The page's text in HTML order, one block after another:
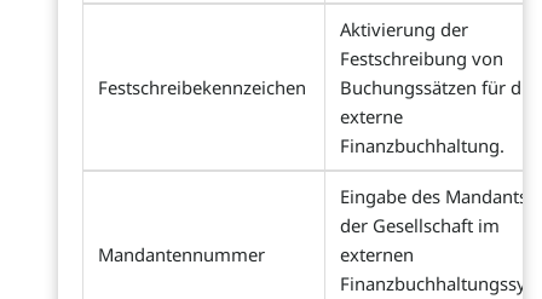
Festschreibekennzeichen
Aktivierung der
Festschreibung von
Buchungssätzen für die
externe
Finanzbuchhaltung.
Mandantennummer
Eingabe des Mandants
der Gesellschaft im
externen